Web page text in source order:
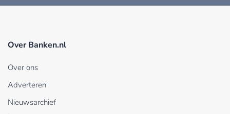
Over Banken.nl
Over ons
Adverteren
Nieuwsarchief